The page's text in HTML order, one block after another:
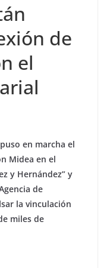
de
el
en marcha el
Midea en el
y Hernández” y
de
la vinculación
miles de